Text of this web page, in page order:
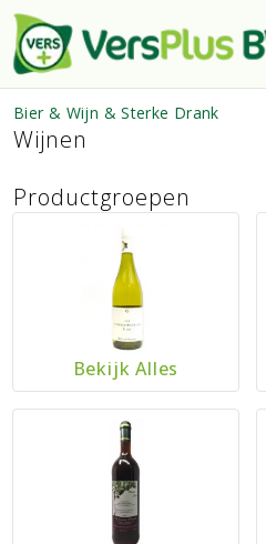
Bier & Wijn & Sterke Drank
Wijnen
Productgroepen
Bekijk Alles